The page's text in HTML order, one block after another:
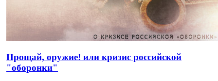
Прощай, оружие! или кризис российской
"оборонки"